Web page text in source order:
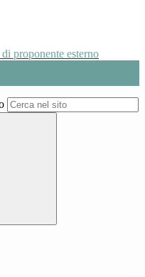
proponente esterno